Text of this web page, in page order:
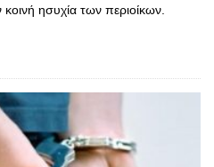
ησυχία των περιοίκων.